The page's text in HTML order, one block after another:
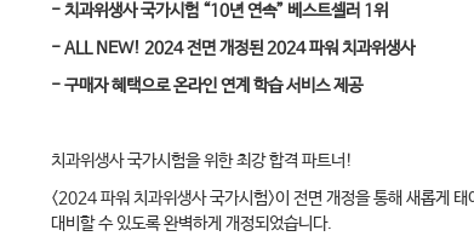
- 치과위생사 국가시험 “10년 연속” 베스트셀러 1위
- ALL NEW! 2024 전면 개정된 2024 파워 치과위생사
- 구매자 혜택으로 온라인 연계 학습 서비스 제공
치과위생사 국가시험을 위한 최강 합격 파트너!
<2024 파워 치과위생사 국가시험>이 전면 개정을 통해 새롭게
대비할 수 있도록 완벽하게 개정되었습니다.